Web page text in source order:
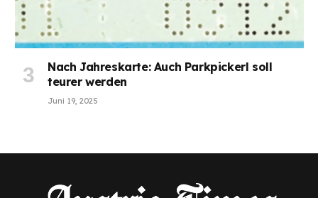
Nach Jahreskarte: Auch Parkpickerl soll
teurer werden
Juni 19, 2025